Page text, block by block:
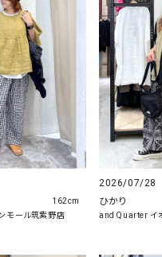
モール筑紫野店
162cm
2026/07/28
ひかり
and Quarter イ